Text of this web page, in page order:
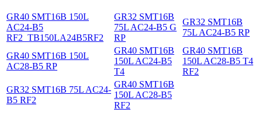
GR40 SMT16B 150L
AC24-B5
RF2_TB150LA24B5RF2
GR32 SMT16B
75L AC24-B5 G
RP
GR32 SMT16B
75L AC24-B5 RP
GR40 SMT16B 150L
AC28-B5 RP
GR40 SMT16B
150L AC24-B5
T4
GR40 SMT16B
150L AC28-B5 T4
RF2
GR32 SMT16B 75L AC24-
B5 RF2
GR40 SMT16B
150L AC28-B5
RF2